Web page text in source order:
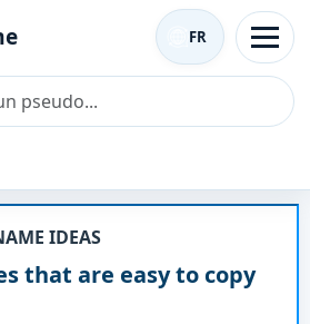
FR
IDEAS
that are easy to copy